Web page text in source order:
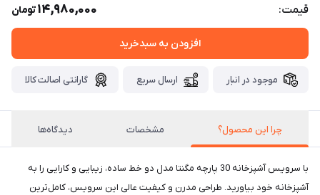
قیمت: 14,980,000تومان
افزودن به سبدخرید
موجود در انبار ارسال سریع گارانتی اصالت کالا
چرا این محصول؟ مشخصات دیدگاه‌ها
با سرویس آشپزخانه 30 پارچه مگنتا مدل دو خط ساده، زیبایی و کارایی را به
آشپزخانه خود بیاورید. طراحی مدرن و کیفیت عالی این سرویس، کامل‌ترین